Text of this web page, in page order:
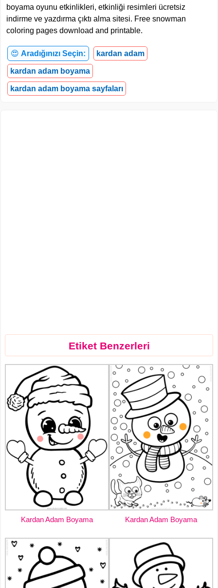
boyama oyunu etkinlikleri, etkinliği resimleri ücretsiz
indirme ve yazdırma çıktı alma sitesi. Free snowman
coloring pages download and printable.
😍 Aradığınızı Seçin: kardan adam
kardan adam boyama
kardan adam boyama sayfaları
Etiket Benzerleri
Kardan Adam Boyama Kardan Adam Boyama